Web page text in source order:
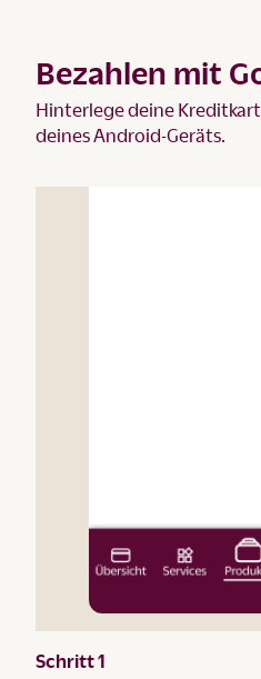
Bezahlen mit
Hinterlege deine
deines Android-Geräts.
Schritt 1